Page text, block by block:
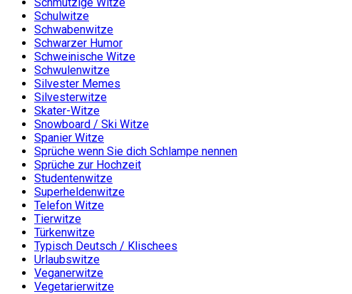
Schulwitze
Schwabenwitze
Schwarzer Humor
Schweinische Witze
Schwulenwitze
Silvester Memes
Silvesterwitze
Skater-Witze
Snowboard / Ski Witze
Spanier Witze
Sprüche wenn Sie dich Schlampe nennen
Sprüche zur Hochzeit
Studentenwitze
Superheldenwitze
Telefon Witze
Tierwitze
Türkenwitze
Typisch Deutsch / Klischees
Urlaubswitze
Veganerwitze
Vegetarierwitze